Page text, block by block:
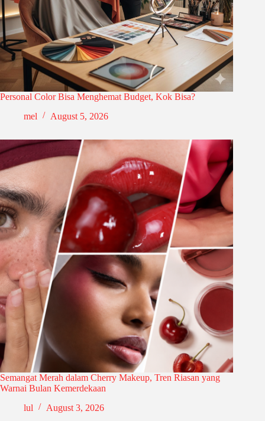
Personal Color Bisa Menghemat Budget, Kok Bisa?
mel
August 5, 2026
Semangat Merah dalam Cherry Makeup, Tren Riasan yang
Warnai Bulan Kemerdekaan
lul
August 3, 2026